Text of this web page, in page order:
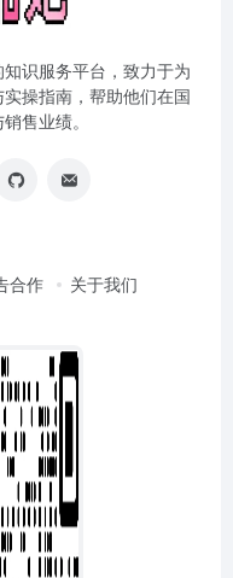
识服务平台，致力于为
操指南，帮助他们在国
售业绩。
合作 关于我们